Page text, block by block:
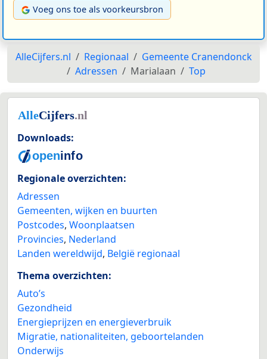
Voeg ons toe als voorkeursbron
AlleCijfers.nl Regionaal
Gemeente Cranendonck
Adressen
Marialaan Top
Downloads:
Regionale overzichten:
Adressen
Gemeenten, wijken en buurten
Postcodes, Woonplaatsen
Provincies, Nederland
Landen wereldwijd, België regionaal
Thema overzichten:
Auto’s
Gezondheid
Energieprijzen en energieverbruik
Migratie, nationaliteiten, geboortelanden
Onderwijs